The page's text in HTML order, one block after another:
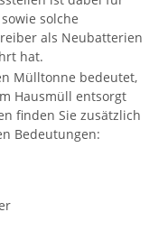
solche
als Neubatterien
hat.
Mülltonne bedeutet,
Hausmüll entsorgt
finden Sie zusätzlich
Bedeutungen: